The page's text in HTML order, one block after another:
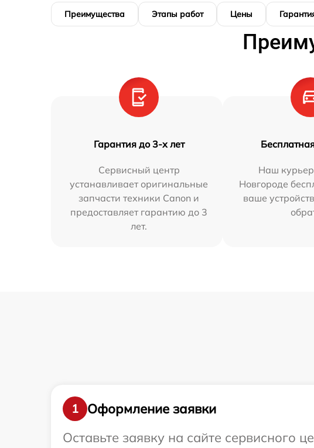
Преимущества Этапы работ Цены
Гарантия до 3-х лет
Сервисный центр
устанавливает оригинальные
запчасти техники Canon и
предоставляет гарантию до 3
лет.
Наш
Новгороде
ваше
1
Оформление заявки
Оставьте заявку на сайте сервисного